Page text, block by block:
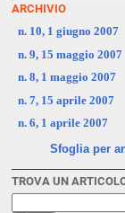
ARCHIVIO
n. 10, 1 giugno 2007
n. 9, 15 maggio 2007
n. 8, 1 maggio 2007
n. 7, 15 aprile 2007
n. 6, 1 aprile 2007
Sfoglia per
TROVA UN